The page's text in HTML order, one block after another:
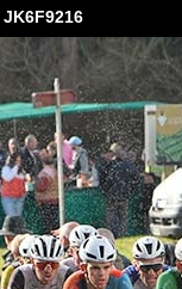
JK6F9216